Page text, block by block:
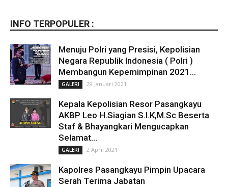
INFO TERPOPULER :
Menuju Polri yang Presisi, Kepolisian
Negara Republik Indonesia ( Polri )
Membangun Kepemimpinan 2021...
GALERI 29 Januari 2021
Kepala Kepolisian Resor Pasangkayu
AKBP Leo H.Siagian S.I.K,M.Sc Beserta
Staf & Bhayangkari Mengucapkan
Selamat...
GALERI 2 April 2021
Kapolres Pasangkayu Pimpin Upacara
Serah Terima Jabatan